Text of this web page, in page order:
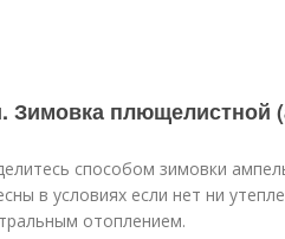
Зимовка плющелистной
способом зимовки
в условиях если нет ни
отоплением.